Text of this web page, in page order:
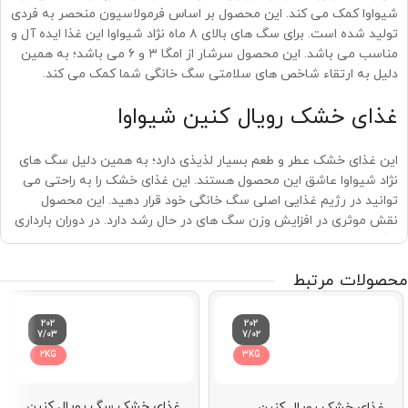
شیواوا کمک می کند. این محصول بر اساس فرمولاسیون منحصر به فردی
تولید شده است. برای سگ های بالای ۸ ماه نژاد شیواوا این غذا ایده آل و
مناسب می باشد. این محصول سرشار از امگا ۳ و ۶ می باشد؛ به همین
دلیل به ارتقاء شاخص های سلامتی سگ خانگی شما کمک می کند.
غذای خشک رویال کنین شیواوا
این غذای خشک عطر و طعم بسیار لذیذی دارد؛ به همین دلیل سگ های
نژاد شیواوا عاشق این محصول هستند. این غذای خشک را به راحتی می
توانید در رژیم غذایی اصلی سگ خانگی خود قرار دهید. این محصول
نقش موثری در افزایش وزن سگ های در حال رشد دارد. در دوران بارداری
سگ نژاد شیواوا، این غذای خشک به شدت توصیه می شود. مکمل ها و
این محصول فوق العاده نقش موثری در جلوگیری از ریزش موهای سگ
همچنین غذای خشک رویال کنین شیواوا سیستم ایمنی سگ های خانگی
را تقویت می کند. مصرف مداوم این غذا می تواند عملکرد سیستم
محصولات مرتبط
202
7/02
3KG
202
7/03
2KG